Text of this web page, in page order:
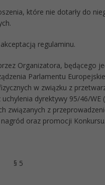
które nie dotarły do
regulaminu.
Organizatora, będącego
Parlamentu
w związku z
dyrektywy 95/46/WE
związanych z
oraz promocji Konkursu.
§ 5